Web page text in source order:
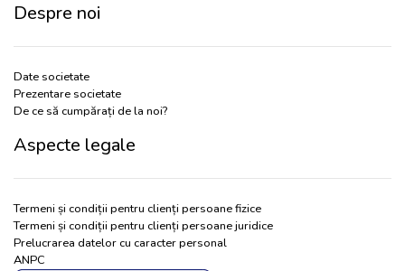
Despre noi
Date societate
Prezentare societate
De ce să cumpărați de la noi?
Aspecte legale
Termeni și condiții pentru clienți persoane fizice
Termeni și condiții pentru clienți persoane juridice
Prelucrarea datelor cu caracter personal
ANPC